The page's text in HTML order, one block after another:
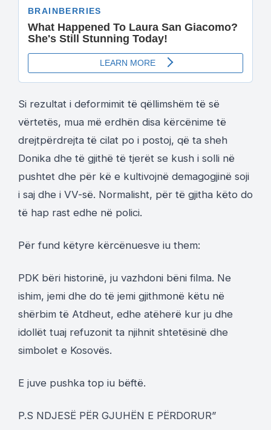
Si rezultat i deformimit të qëllimshëm të së
vërtetës, mua më erdhën disa kërcënime të
drejtpërdrejta të cilat po i postoj, që ta sheh
Donika dhe të gjithë të tjerët se kush i solli në
pushtet dhe për kë e kultivojnë demagogjinë soji
i saj dhe i VV-së. Normalisht, për të gjitha këto do
të hap rast edhe në polici.
Për fund këtyre kërcënuesve iu them:
PDK bëri historinë, ju vazhdoni bëni filma. Ne
ishim, jemi dhe do të jemi gjithmonë këtu në
shërbim të Atdheut, edhe atëherë kur ju dhe
idollët tuaj refuzonit ta njihnit shtetësinë dhe
simbolet e Kosovës.
E juve pushka top iu bëftë.
P.S NDJESË PËR GJUHËN E PËRDORUR”